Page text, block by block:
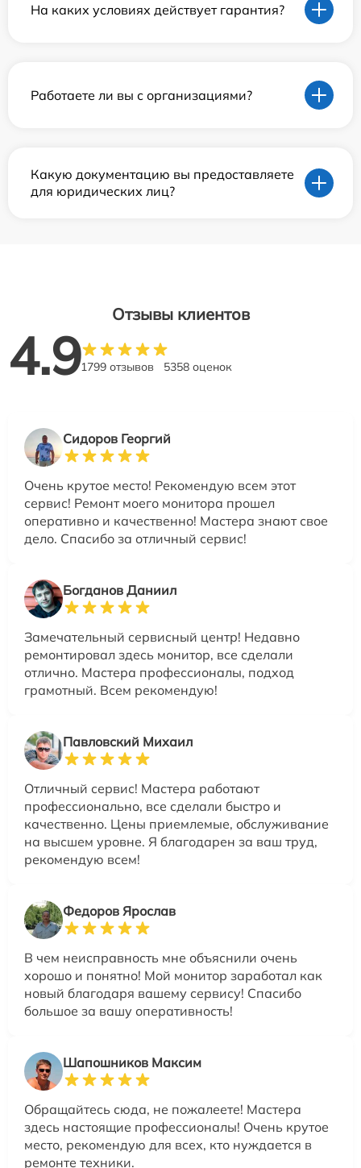
На каких условиях действует гарантия?
Работаете ли вы с организациями?
Какую документацию вы предоставляете
для юридических лиц?
Отзывы клиентов
4.91799 отзывов 5358 оценок
Сидоров Георгий
Очень крутое место! Рекомендую всем этот
сервис! Ремонт моего монитора прошел
оперативно и качественно! Мастера знают свое
дело. Спасибо за отличный сервис!
Богданов Даниил
Замечательный сервисный центр! Недавно
ремонтировал здесь монитор, все сделали
отлично. Мастера профессионалы, подход
грамотный. Всем рекомендую!
Павловский Михаил
Отличный сервис! Мастера работают
профессионально, все сделали быстро и
качественно. Цены приемлемые, обслуживание
на высшем уровне. Я благодарен за ваш труд,
рекомендую всем!
Федоров Ярослав
В чем неисправность мне объяснили очень
хорошо и понятно! Мой монитор заработал как
новый благодаря вашему сервису! Спасибо
большое за вашу оперативность!
Шапошников Максим
Обращайтесь сюда, не пожалеете! Мастера
здесь настоящие профессионалы! Очень крутое
место, рекомендую для всех, кто нуждается в
ремонте техники.